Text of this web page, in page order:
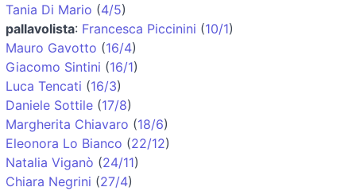
Tania Di Mario (4/5)
pallavolista: Francesca Piccinini (10/1)
Mauro Gavotto (16/4)
Giacomo Sintini (16/1)
Luca Tencati (16/3)
Daniele Sottile (17/8)
Margherita Chiavaro (18/6)
Eleonora Lo Bianco (22/12)
Natalia Viganò (24/11)
Chiara Negrini (27/4)